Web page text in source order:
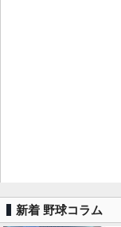
新着 野球コラム